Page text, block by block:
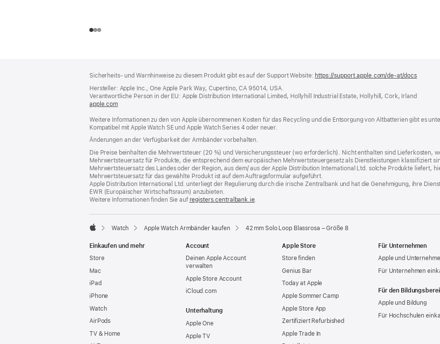
Sicherheits- und Warnhinweise zu diesem Produkt gibt es auf der Support Website: https://support.apple.com/de-at/docs(öffnet
Fenster)
Hersteller: Apple Inc., One Apple Park Way, Cupertino, CA 95014, USA.
Verantwortliche Person in der EU: Apple Distribution International Limited, Hollyhill Industrial Estate, Hollyhill, Cork, Irland
apple.com(öffnet
neues
Fenster)
Weitere Informationen zu den von Apple übernommenen Kosten für das Recycling und die Entsorgung von Altbatterien gibt es
Kompatibel mit Apple Watch SE und Apple Watch Series 4 oder neuer.
Änderungen an der Verfügbarkeit der Armbänder vorbehalten.
Die Preise beinhalten die Mehrwertsteuer (20 %) und Versicherungssteuer (wo erforderlich). Nicht enthalten sind Lieferkosten,
Mehrwertsteuersatz für Produkte, die entsprechend dem europäischen Mehrwertsteuergesetz als Dienstleistungen klassifiziert
Mehrwertsteuersatz des Landes oder der Region, aus dem/ aus der Apple Distribution International Ltd. solche Produkte liefert,
Mehrwertsteuersatz für das gewählte Produkt ist auf dem Auftragsformular aufgeführt.
Apple Distribution International Ltd. unterliegt der Regulierung durch die irische Zentralbank und hat die Genehmigung, ihre
EWR (Europäischer Wirtschaftsraum) anzubieten.
Weitere Informationen finden Sie auf registers.centralbank.ie(Öffnet
neues
.
Watch Apple Watch Armbänder kaufen 42 mm Solo Loop Blassrosa – Größe 8
Einkaufen und mehr
Store
Mac
iPad
iPhone
Watch
AirPods
TV & Home
Account
Deinen Apple Account
verwalten
Apple Store Account
iCloud.com
Unterhaltung
Apple One
Apple TV
Apple Store
Store finden
Genius Bar
Today at Apple
Apple Sommer Camp
Apple Store App
Zertifiziert Refurbished
Apple Trade In
Für Unternehmen
Apple und
Für Unternehmen
Für den
Apple und Bildung
Für Hochschulen